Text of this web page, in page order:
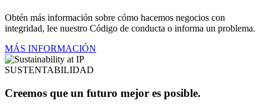
Obtén más información sobre cómo hacemos negocios con
integridad, lee nuestro Código de conducta o informa un problema.
MÁS INFORMACIÓN
SUSTENTABILIDAD
Creemos que un futuro mejor es posible.